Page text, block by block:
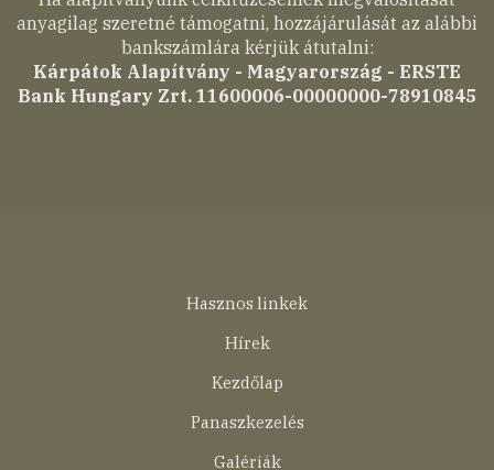
anyagilag szeretné támogatni, hozzájárulását az alábbi
bankszámlára kérjük átutalni:
Kárpátok Alapítvány - Magyarország - ERSTE
Bank Hungary Zrt. 11600006-00000000-78910845
Hasznos linkek
Hírek
Kezdőlap
Panaszkezelés
Galériák